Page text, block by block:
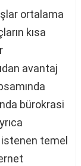
ortalama
kısa
avantaj
bürokrasi
temel